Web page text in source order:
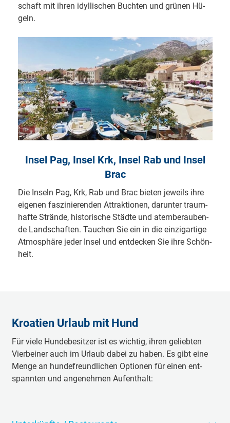
schaft mit ih­ren idyl­li­schen Buch­ten und grü­nen Hü­
geln.
In­sel Pag, In­sel Krk, In­sel Rab und In­sel
Brac
Die In­seln Pag, Krk, Rab und Brac bie­ten je­weils ih­re
ei­ge­nen fas­zi­nie­ren­den At­trak­ti­o­nen, dar­un­ter traum­
haf­te Strän­de, his­to­ri­sche Städ­te und atem­be­rau­ben­
de Land­schaf­ten. Tau­chen Sie ein in die ein­zig­ar­ti­ge
At­mo­sphä­re je­der In­sel und ent­de­cken Sie ih­re Schön­
heit.
Kroatien Urlaub mit Hund
Für vie­le Hun­de­be­sit­zer ist es wich­tig, ih­ren ge­lieb­ten
Vier­bei­ner auch im Ur­laub da­bei zu ha­ben. Es gibt ei­ne
Men­ge an hun­de­freund­li­chen Op­ti­o­nen für ei­nen ent­
spann­ten und an­ge­neh­men Auf­ent­halt: